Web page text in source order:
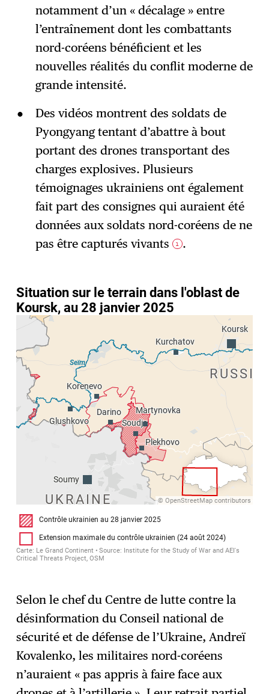
notamment d’un « décalage » entre
l’entraînement dont les combattants
nord-coréens bénéficient et les
nouvelles réalités du conflit moderne de
grande intensité.
Des vidéos montrent des soldats de
Pyongyang tentant d’abattre à bout
portant des drones transportant des
charges explosives. Plusieurs
témoignages ukrainiens ont également
fait part des consignes qui auraient été
données aux soldats nord-coréens de ne
pas être capturés vivants
1 .
Selon le chef du Centre de lutte contre la
désinformation du Conseil national de
sécurité et de défense de l’Ukraine, Andreï
Kovalenko, les militaires nord-coréens
n’auraient « pas appris à faire face aux